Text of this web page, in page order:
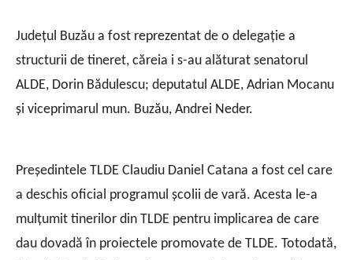
Judeţul Buzău a fost reprezentat de o delegaţie a
structurii de tineret, căreia i s-au alăturat senatorul
ALDE, Dorin Bădulescu; deputatul ALDE, Adrian Mocanu
şi viceprimarul mun. Buzău, Andrei Neder.
Președintele TLDE Claudiu Daniel Catana a fost cel care
a deschis oficial programul școlii de vară. Acesta le-a
mulțumit tinerilor din TLDE pentru implicarea de care
dau dovadă în proiectele promovate de TLDE. Totodată,